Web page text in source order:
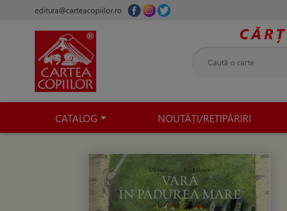
editura@carteacopiilor.ro
CATALOG NOUTĂȚI/RETIPĂRIRI